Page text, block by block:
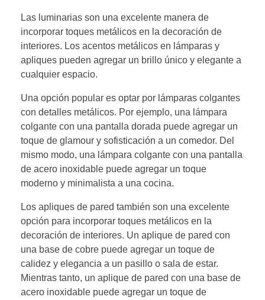
Las luminarias son una excelente manera de
incorporar toques metálicos en la decoración de
interiores. Los acentos metálicos en lámparas y
apliques pueden agregar un brillo único y elegante a
cualquier espacio.
Una opción popular es optar por lámparas colgantes
con detalles metálicos. Por ejemplo, una lámpara
colgante con una pantalla dorada puede agregar un
toque de glamour y sofisticación a un comedor. Del
mismo modo, una lámpara colgante con una pantalla
de acero inoxidable puede agregar un toque
moderno y minimalista a una cocina.
Los apliques de pared también son una excelente
opción para incorporar toques metálicos en la
decoración de interiores. Un aplique de pared con
una base de cobre puede agregar un toque de
calidez y elegancia a un pasillo o sala de estar.
Mientras tanto, un aplique de pared con una base de
acero inoxidable puede agregar un toque de